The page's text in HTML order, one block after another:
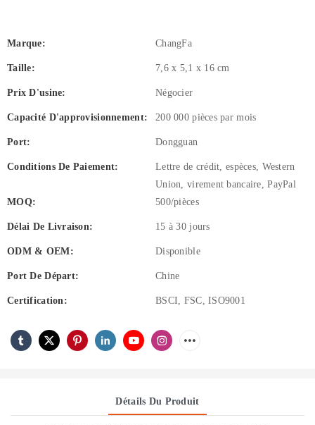
Marque: ChangFa
Taille: 7,6 x 5,1 x 16 cm
Prix ​​d'usine: Négocier
Capacité D'approvisionnement: 200 000 pièces par mois
Port: Dongguan
Conditions De Paiement:
Lettre de crédit, espèces, Western
Union, virement bancaire, PayPal
MOQ:
500/pièces
Délai De Livraison: 15 à 30 jours
ODM & OEM: Disponible
Port De Départ: Chine
Certification: BSCI, FSC, ISO9001
Détails Du Produit